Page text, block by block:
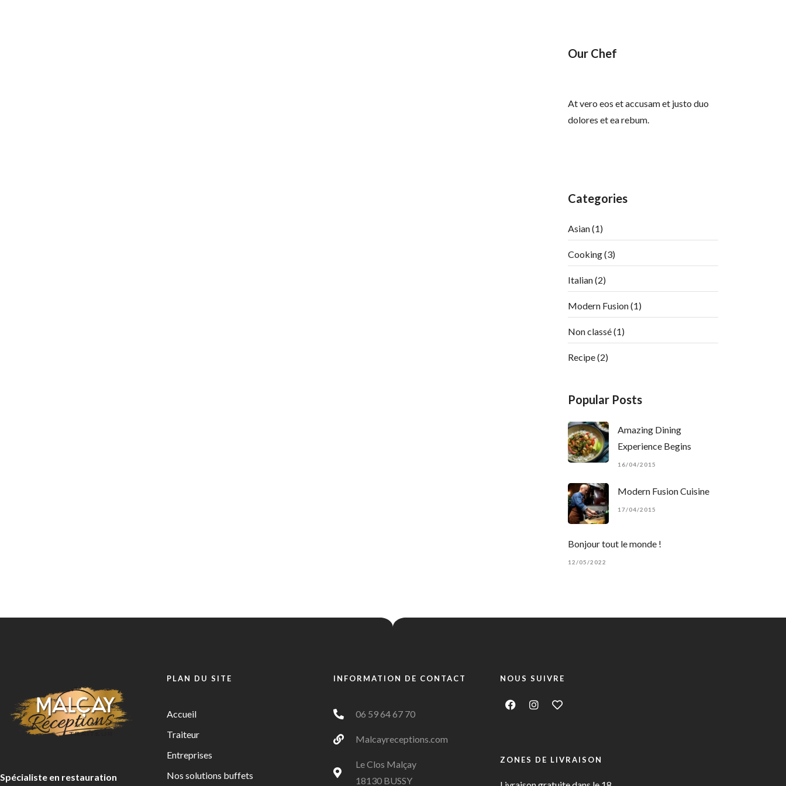
Our Chef
At vero eos et accusam et justo duo
dolores et ea rebum.
Categories
Asian(1)
Cooking(3)
Italian(2)
Modern Fusion(1)
Non classé(1)
Recipe(2)
Popular Posts
Amazing Dining
Experience Begins
16/04/2015
Modern Fusion Cuisine
17/04/2015
Bonjour tout le monde !
12/05/2022
Spécialiste en restauration
PLAN DU SITE
Accueil
Traiteur
Entreprises
Nos solutions buffets
INFORMATION DE CONTACT
06 59 64 67 70
Malcayreceptions.com
Le Clos Malçay
18130 BUSSY
NOUS SUIVRE
ZONES DE LIVRAISON